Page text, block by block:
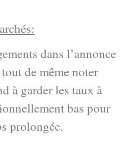
dans l’annonce
de même noter
à garder les taux à
bas pour
prolongée.